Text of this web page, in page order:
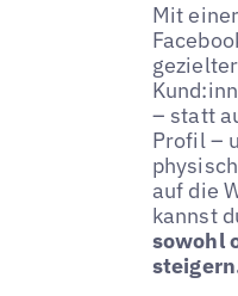
Mit
– statt
Profil –
auf die
kannst
sowohl